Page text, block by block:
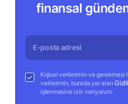
finansal
Kişisel verilerimin ve gerekmesi
verilerimin, burada yer alan
işlenmesine izin veriyorum.